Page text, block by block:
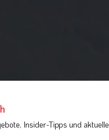
Insider-Tipps und aktuelle